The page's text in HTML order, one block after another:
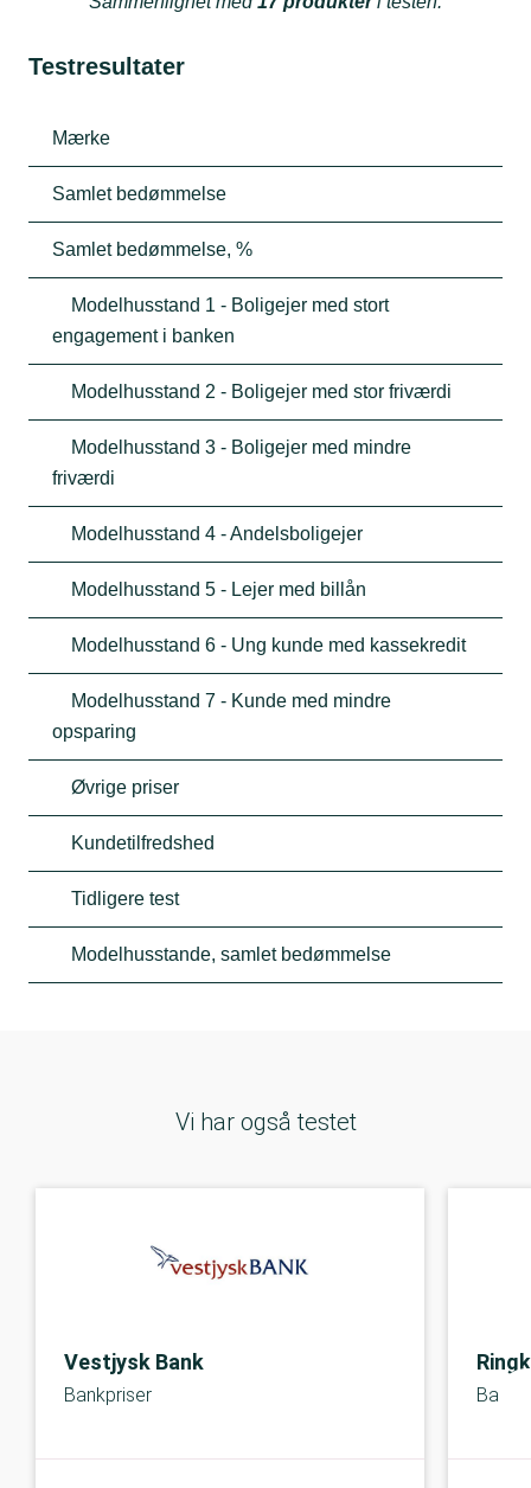
Testresultater
Mærke
Samlet bedømmelse
Samlet bedømmelse, %
Modelhusstand 1 - Boligejer med stort
engagement i banken
Modelhusstand 2 - Boligejer med stor friværdi
Modelhusstand 3 - Boligejer med mindre
friværdi
Modelhusstand 4 - Andelsboligejer
Modelhusstand 5 - Lejer med billån
Modelhusstand 6 - Ung kunde med kassekredit
Modelhusstand 7 - Kunde med mindre
opsparing
Øvrige priser
Kundetilfredshed
Tidligere test
Modelhusstande, samlet bedømmelse
Vi har også testet
Vestjysk Bank
Bankpriser